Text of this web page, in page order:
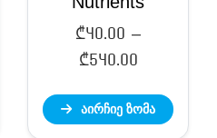
₾40.00 –
₾540.00Price
₾40.00
აირჩიე ზომა